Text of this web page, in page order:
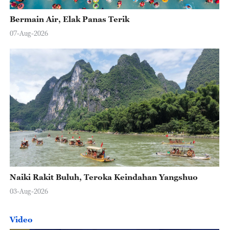
Bermain Air, Elak Panas Terik
07-Aug-2026
Naiki Rakit Buluh, Teroka Keindahan Yangshuo
03-Aug-2026
Video